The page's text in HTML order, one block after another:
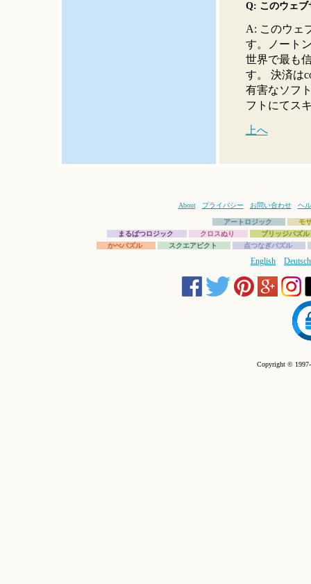
Q: このウェブ
A: このウェ
す。ノート
世界で最も
す。 決済は
有害なソフ
フトにてス
上へ
About プライバシー お問い合わせ ヘ
アートロジック
モ
まるばつロジック
クロスぬり
ブリッジパズル
かべパズル
スクエアピクト 点つなぎパズル
English Deutsch
Copyright ©